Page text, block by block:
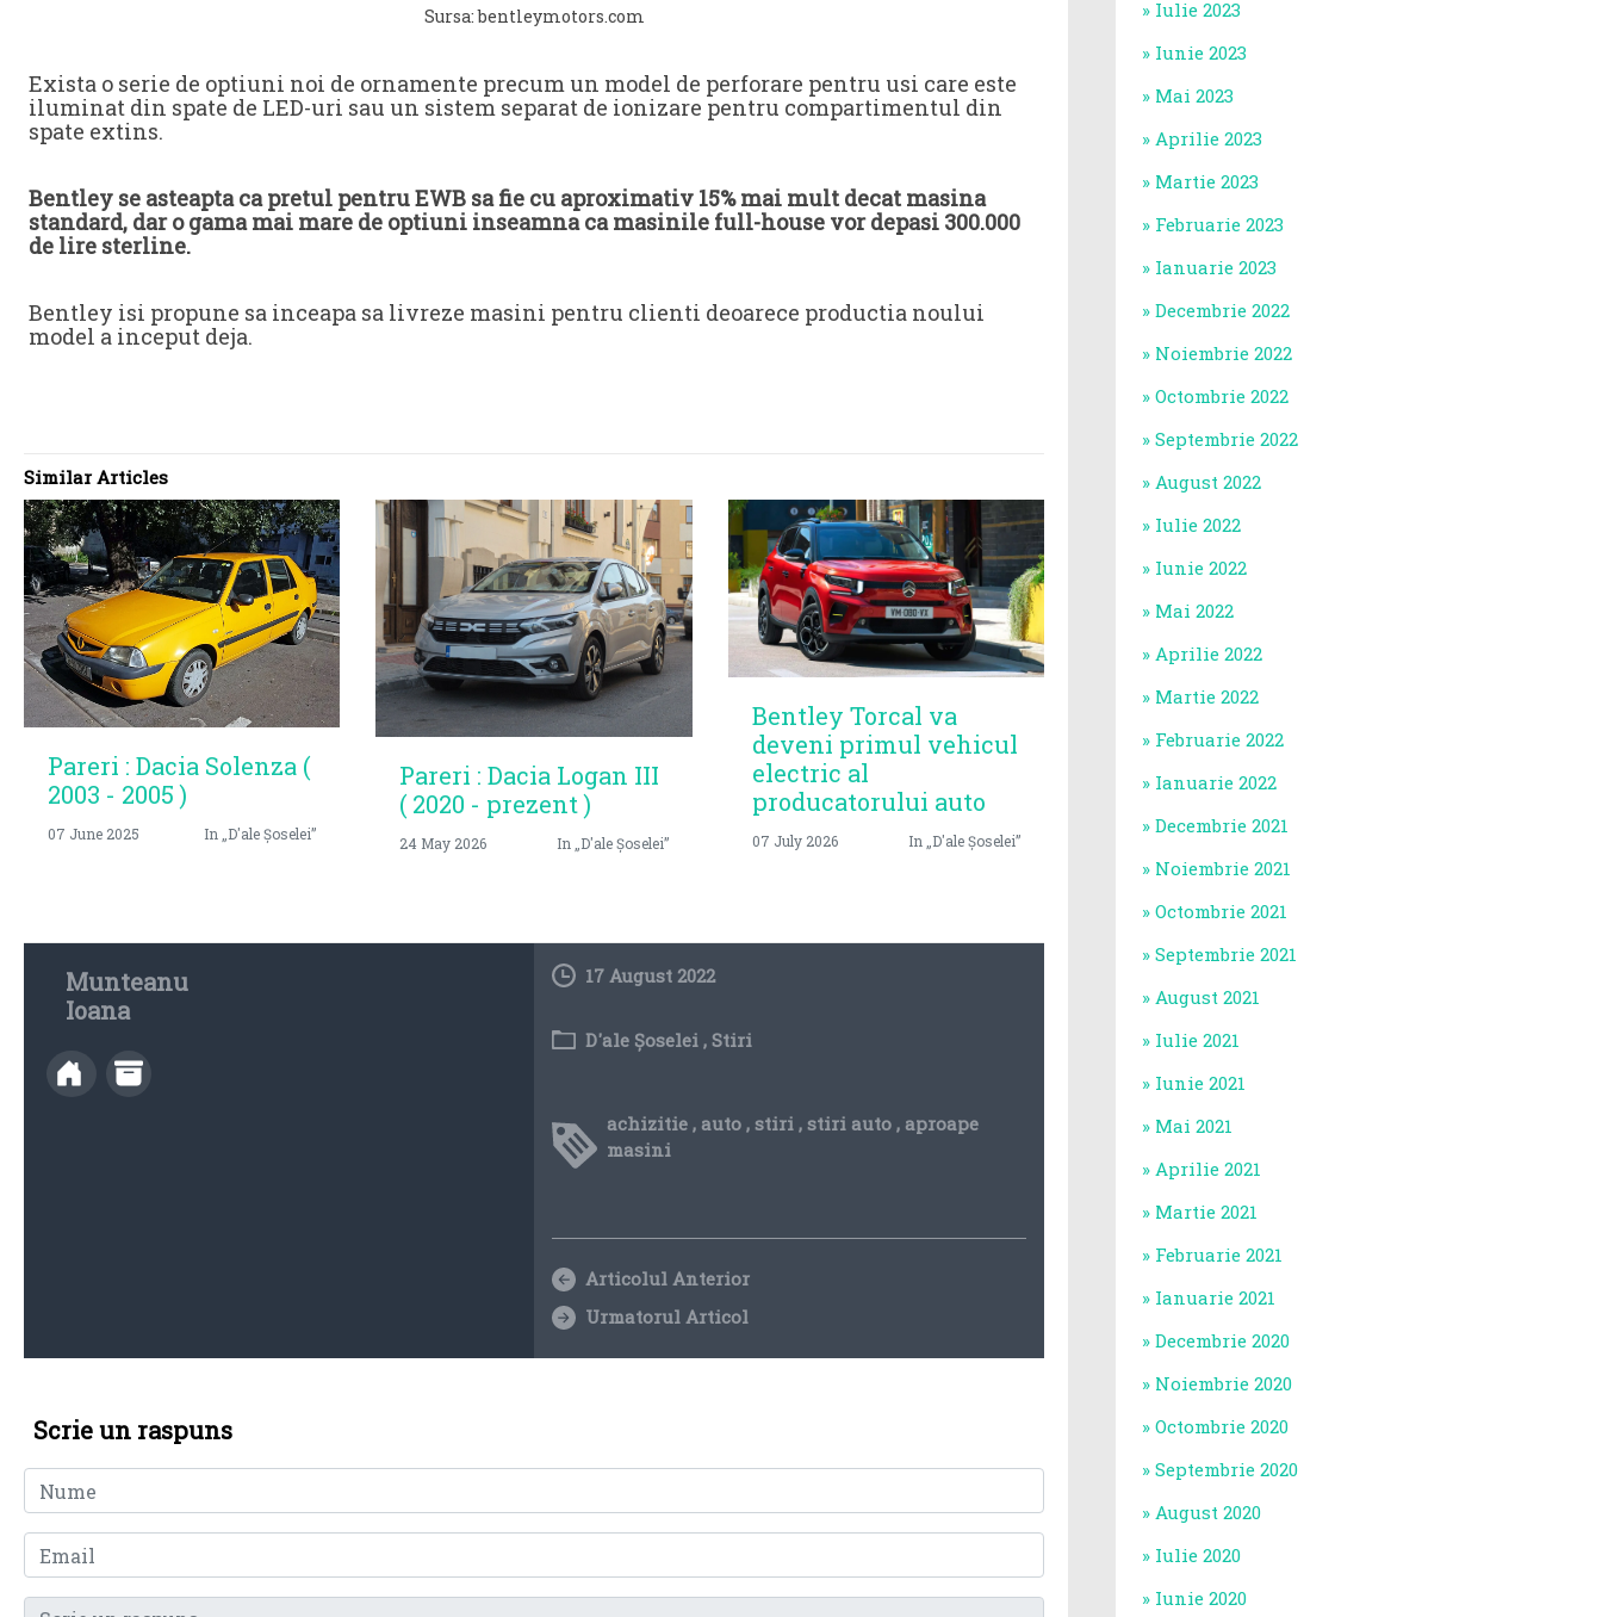
Sursa: bentleymotors.com
Exista o serie de optiuni noi de ornamente precum un model de perforare pentru usi care este
iluminat din spate de LED-uri sau un sistem separat de ionizare pentru compartimentul din
spate extins.
Bentley se asteapta ca pretul pentru EWB sa fie cu aproximativ 15% mai mult decat masina
standard, dar o gama mai mare de optiuni inseamna ca masinile full-house vor depasi 300.000
de lire sterline.
Bentley isi propune sa inceapa sa livreze masini pentru clienti deoarece productia noului
model a inceput deja.
Similar Articles
Pareri : Dacia Solenza (
2003 - 2005 )
07 June 2025 In „D'ale Șoselei”
Pareri : Dacia Logan III
( 2020 - prezent )
24 May 2026 In „D'ale Șoselei”
Bentley Torcal va
deveni primul vehicul
electric al
producatorului auto
07 July 2026 In „D'ale Șoselei”
Munteanu
Ioana
17 August 2022
D'ale Șoselei , Stiri
achizitie , auto ,stiri ,stiri auto , aproape
masini
Articolul Anterior
Urmatorul Articol
Scrie un raspuns
Iulie 2023
Iunie 2023
Mai 2023
Aprilie 2023
Martie 2023
Februarie 2023
Ianuarie 2023
Decembrie 2022
Noiembrie 2022
Octombrie 2022
Septembrie 2022
August 2022
Iulie 2022
Iunie 2022
Mai 2022
Aprilie 2022
Martie 2022
Februarie 2022
Ianuarie 2022
Decembrie 2021
Noiembrie 2021
Octombrie 2021
Septembrie 2021
August 2021
Iulie 2021
Iunie 2021
Mai 2021
Aprilie 2021
Martie 2021
Februarie 2021
Ianuarie 2021
Decembrie 2020
Noiembrie 2020
Octombrie 2020
Septembrie 2020
August 2020
Iulie 2020
Iunie 2020